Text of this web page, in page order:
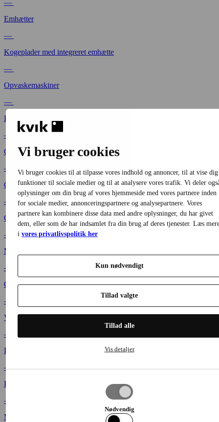
Vi bruger cookies
Vi bruger cookies til at tilpasse vores indhold og annoncer, til at vise dig
funktioner til sociale medier og til at analysere vores trafik. Vi deler
oplysninger om din brug af vores hjemmeside med vores partnere inden
for sociale medier, annonceringspartnere og analysepartnere. Vores
partnere kan kombinere disse data med andre oplysninger, du har givet
dem, eller som de har indsamlet fra din brug af deres tjenester. Læs
i vores privatlivspolitik her
Kun nødvendigt
Tillad valgte
Tillad alle
Vis detaljer
Nødvendig
—
Emhætter
—
Kogeplader med integreret emhætte
—
Opvaskemaskiner
—
BORDO
—
CELLENO
—
CORISA
—
OAKWOOD
—
MANO
—
OMBRA
—
VEDA
—
PAVIA
—
LINEARIS
—
MILK